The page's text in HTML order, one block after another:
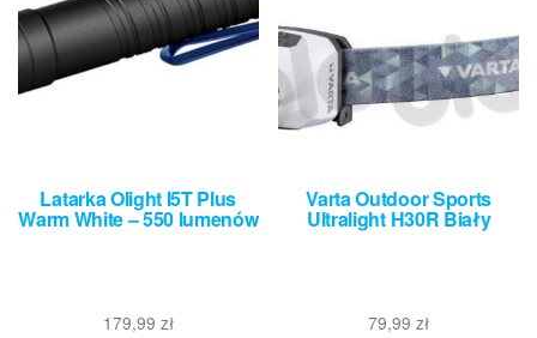
Latarka Olight I5T Plus
Warm White – 550 lumenów
179,99 zł
Varta Outdoor Sports
Ultralight H30R Biały
79,99zł